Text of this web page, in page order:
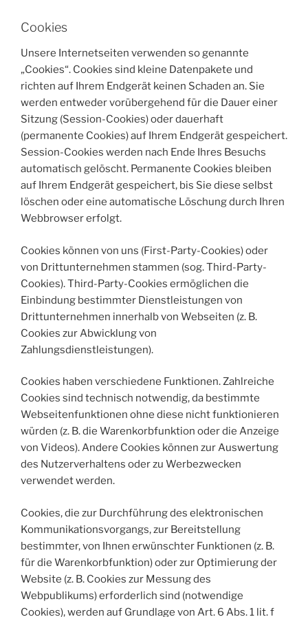
Cookies
Unsere Internetseiten verwenden so genannte
„Cookies“. Cookies sind kleine Datenpakete und
richten auf Ihrem Endgerät keinen Schaden an. Sie
werden entweder vorübergehend für die Dauer einer
Sitzung (Session-Cookies) oder dauerhaft
(permanente Cookies) auf Ihrem Endgerät gespeichert.
Session-Cookies werden nach Ende Ihres Besuchs
automatisch gelöscht. Permanente Cookies bleiben
auf Ihrem Endgerät gespeichert, bis Sie diese selbst
löschen oder eine automatische Löschung durch Ihren
Webbrowser erfolgt.
Cookies können von uns (First-Party-Cookies) oder
von Drittunternehmen stammen (sog. Third-Party-
Cookies). Third-Party-Cookies ermöglichen die
Einbindung bestimmter Dienstleistungen von
Drittunternehmen innerhalb von Webseiten (z. B.
Cookies zur Abwicklung von
Zahlungsdienstleistungen).
Cookies haben verschiedene Funktionen. Zahlreiche
Cookies sind technisch notwendig, da bestimmte
Webseitenfunktionen ohne diese nicht funktionieren
würden (z. B. die Warenkorbfunktion oder die Anzeige
von Videos). Andere Cookies können zur Auswertung
des Nutzerverhaltens oder zu Werbezwecken
verwendet werden.
Cookies, die zur Durchführung des elektronischen
Kommunikationsvorgangs, zur Bereitstellung
bestimmter, von Ihnen erwünschter Funktionen (z. B.
für die Warenkorbfunktion) oder zur Optimierung der
Website (z. B. Cookies zur Messung des
Webpublikums) erforderlich sind (notwendige
Cookies), werden auf Grundlage von Art. 6 Abs. 1 lit. f